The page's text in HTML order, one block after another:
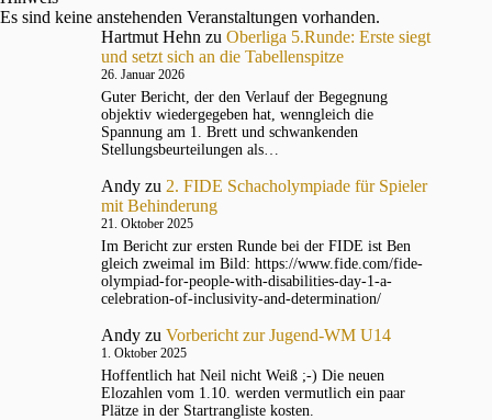
Es sind keine anstehenden Veranstaltungen vorhanden.
Hartmut Hehn zu Oberliga 5.Runde: Erste siegt
und setzt sich an die Tabellenspitze
26. Januar 2026
Guter Bericht, der den Verlauf der Begegnung
objektiv wiedergegeben hat, wenngleich die
Spannung am 1. Brett und schwankenden
Stellungsbeurteilungen als…
Andy zu 2. FIDE Schacholympiade für Spieler
mit Behinderung
21. Oktober 2025
Im Bericht zur ersten Runde bei der FIDE ist Ben
gleich zweimal im Bild: https://www.fide.com/fide-
olympiad-for-people-with-disabilities-day-1-a-
celebration-of-inclusivity-and-determination/
Andy zu Vorbericht zur Jugend-WM U14
1. Oktober 2025
Hoffentlich hat Neil nicht Weiß ;-) Die neuen
Elozahlen vom 1.10. werden vermutlich ein paar
Plätze in der Startrangliste kosten.